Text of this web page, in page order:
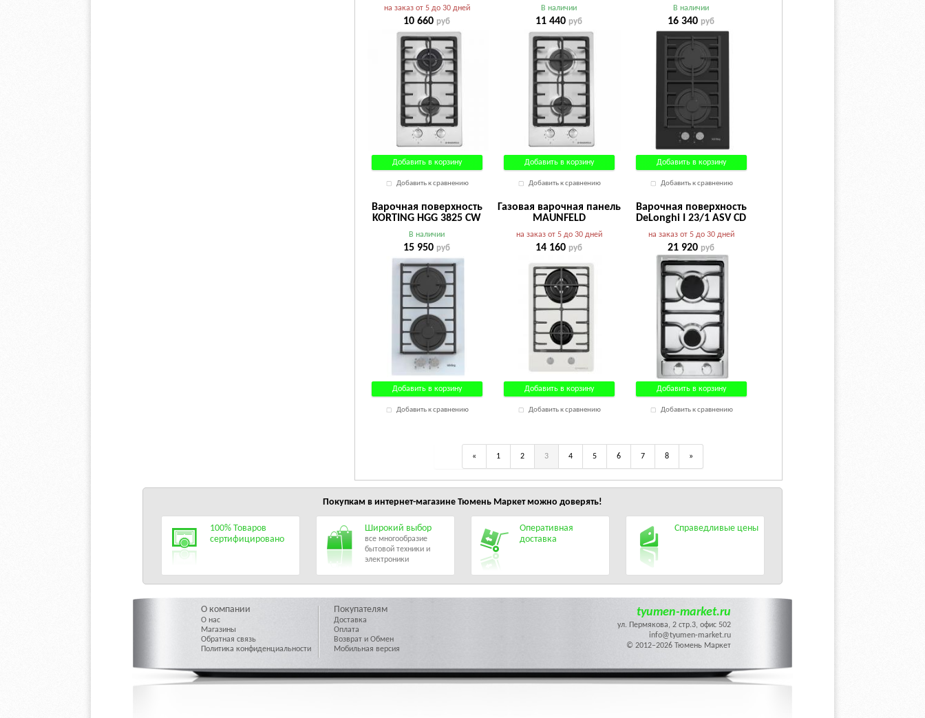
на заказ от 5 до 30 дней
10 660 руб
Добавить в корзину
Добавить к сравнению
В наличии
11 440 руб
Добавить в корзину
Добавить к сравнению
В наличии
16 340 руб
Добавить в корзину
Добавить к сравнению
Варочная поверхность
KORTING HGG 3825 CW
В наличии
15 950 руб
Добавить в корзину
Добавить к сравнению
Газовая варочная панель
MAUNFELD
EGHE.32.63CW/G
на заказ от 5 до 30 дней
14 160 руб
Добавить в корзину
Добавить к сравнению
Варочная поверхность
DeLonghi I 23/1 ASV CD
на заказ от 5 до 30 дней
21 920 руб
Добавить в корзину
Добавить к сравнению
« 1 2 3 4 5 6 7 8 »
Покупкам в интернет-магазине Тюмень Маркетможно доверять!
100% Товаров
сертифицировано
Широкий выбор
все многообразие
бытовой техники и
электроники
Оперативная
доставка
Справедливые цены
О компании
О нас
Магазины
Обратная связь
Политика конфиденциальности
Покупателям
Доставка
Оплата
Возврат и Обмен
Мобильная версия
tyumen-market.ru
ул. Пермякова, 2 стр.3, офис 502
info@tyumen-market.ru
© 2012–2026 Тюмень Маркет